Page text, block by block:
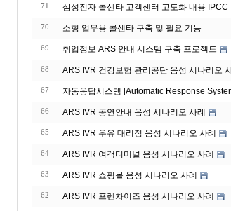
71 삼성전자 콜센타 고객센터 고도화 내용 IPCC
70 소형 업무용 콜센타 구축 및 필요 기능
69 취업정보 ARS 안내 시스템 구축 프로젝트
68 ARS IVR 건강보험 관리공단 음성 시나리오
67 자동응답시스템 [Automatic Response
66 ARS IVR 공연안내 음성 시나리오 사례
65 ARS IVR 우유 대리점 음성 시나리오 사례
64 ARS IVR 여객터미널 음성 시나리오 사례
63 ARS IVR 쇼핑몰 음성 시나리오 사례
62 ARS IVR 프렌차이즈 음성 시나리오 사례